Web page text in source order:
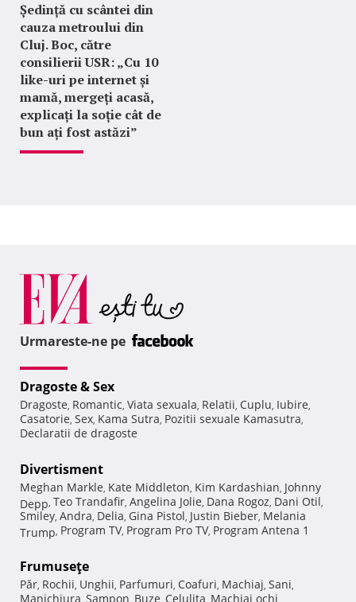
Ședință cu scântei din
cauza metroului din
Cluj. Boc, către
consilierii USR: „Cu 10
like-uri pe internet și
mamă, mergeți acasă,
explicați la soție cât de
bun ați fost astăzi”
Urmareste-ne pe
Dragoste & Sex
Dragoste, Romantic, Viata sexuala, Relatii, Cuplu, Iubire,
Casatorie, Sex, Kama Sutra, Pozitii sexuale Kamasutra,
Declaratii de dragoste
Divertisment
Meghan Markle, Kate Middleton, Kim Kardashian, Johnny
Depp, Teo Trandafir, Angelina Jolie, Dana Rogoz, Dani Otil,
Smiley, Andra, Delia, Gina Pistol, Justin Bieber, Melania
Trump, Program TV, Program Pro TV, Program Antena 1
Frumuseţe
Păr, Rochii, Unghii, Parfumuri, Coafuri, Machiaj, Sani,
Manichiura, Sampon, Buze, Celulita, Machiaj ochi,